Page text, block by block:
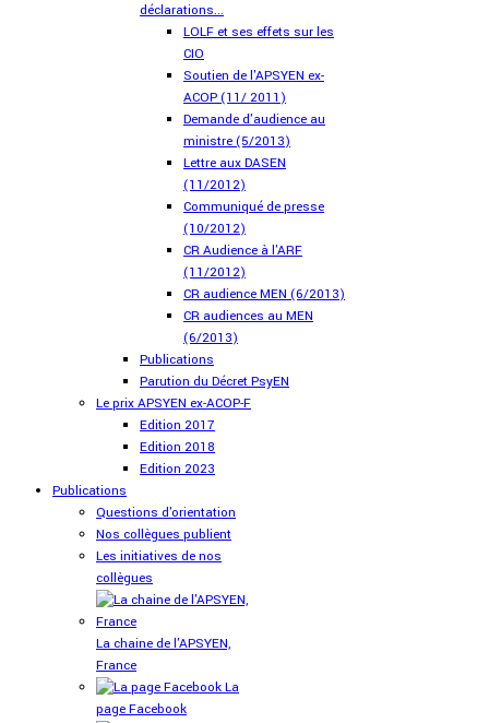
déclarations...
LOLF et ses effets sur les
CIO
Soutien de l'APSYEN ex-
ACOP (11/ 2011)
Demande d'audience au
ministre (5/2013)
Lettre aux DASEN
(11/2012)
Communiqué de presse
(10/2012)
CR Audience à l'ARF
(11/2012)
CR audience MEN (6/2013)
CR audiences au MEN
(6/2013)
Publications
Parution du Décret PsyEN
Le prix APSYEN ex-ACOP-F
Edition 2017
Edition 2018
Edition 2023
Publications
Questions d'orientation
Nos collègues publient
Les initiatives de nos
collègues
La chaine de l'APSYEN,
France
La
page Facebook